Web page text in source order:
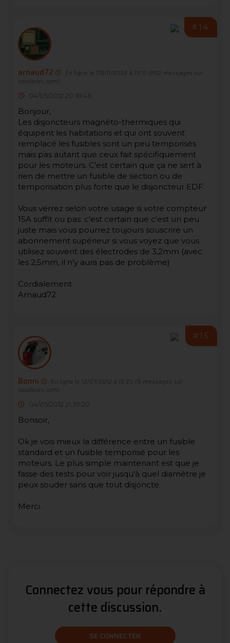
#14
arnaud72 En ligne le 08/11/2022 à 19:11
(892 messages sur
soudeurs.com)
04/05/2012 20:18:48
Bonjour,
Les disjoncteurs magnéto-thermiques qui
équipent les habitations et qui ont souvent
remplacé les fusibles sont un peu temporisés
mais pas autant que ceux fait spécifiquement
pour les moteurs. C'est certain que ça ne sert à
rien de mettre un fusible de section ou de
temporisation plus forte que le disjoncteur EDF.
Vous verrez selon votre usage si votre compteur
15A suffit ou pas: c'est certain que c'est un peu
juste mais vous pourrez toujours souscrire un
abonnement supérieur si vous voyez que vous
utilisez souvent des électrodes de 3,2mm (avec
les 2,5mm, il n'y aura pas de problème)
Cordialement
Arnaud72
#15
Bonni En ligne le 12/07/2012 à 15:25
(8 messages sur
soudeurs.com)
04/05/2012 21:35:20
Bonsoir,
Ok je vois mieux la différence entre un fusible
standard et un fusible temporisé pour les
moteurs. Le plus simple maintenant est que je
fasse des tests pour voir jusqu'à quel diamètre je
peux souder sans que tout disjoncte.
Merci.
Connectez vous pour répondre à
cette discussion.
SE CONNECTER